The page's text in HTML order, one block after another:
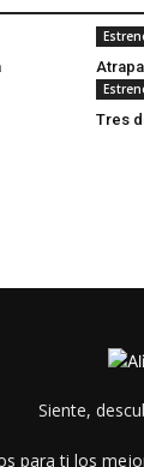
Tres
Siente,
para ti los